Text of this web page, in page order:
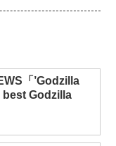
「’Godzilla
best Godzilla